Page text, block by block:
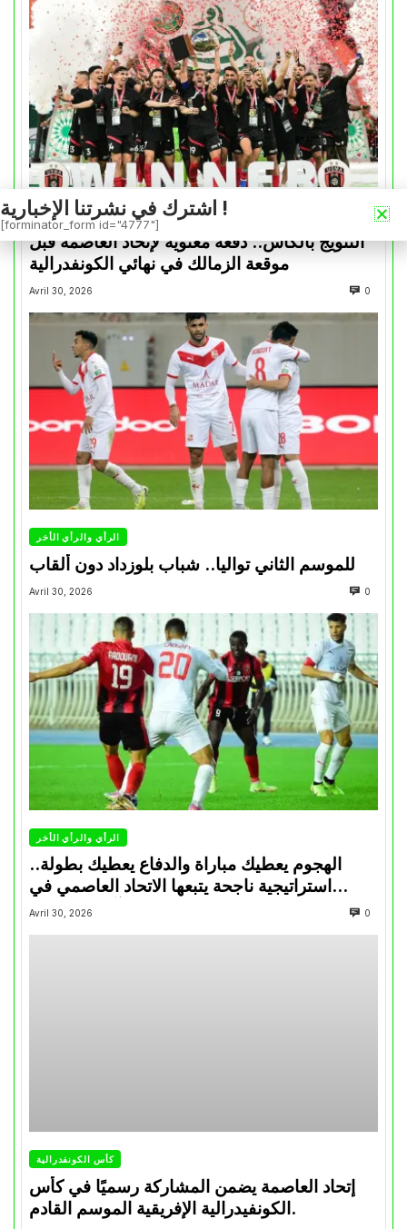
كأس الكونفدرالية
التتويج بالكأس.. دفعة معنوية لإتحاد العاصمة قبل
موقعة الزمالك في نهائي الكونفدرالية
Avril 30, 2026 0
الرأي والرأي الأخر
للموسم الثاني تواليا.. شباب بلوزداد دون ألقاب
Avril 30, 2026 0
الرأي والرأي الأخر
الهجوم يعطيك مباراة والدفاع يعطيك بطولة..
استراتيجية ناجحة يتبعها الاتحاد العاصمي في
تتويجاته آخر السنوات
Avril 30, 2026 0
كأس الكونفدرالية
إتحاد العاصمة يضمن المشاركة رسميًا في كأس
الكونفيدرالية الإفريقية الموسم القادم.
اشترك في نشرتنا الإخبارية !
[forminator_form id="4777"]